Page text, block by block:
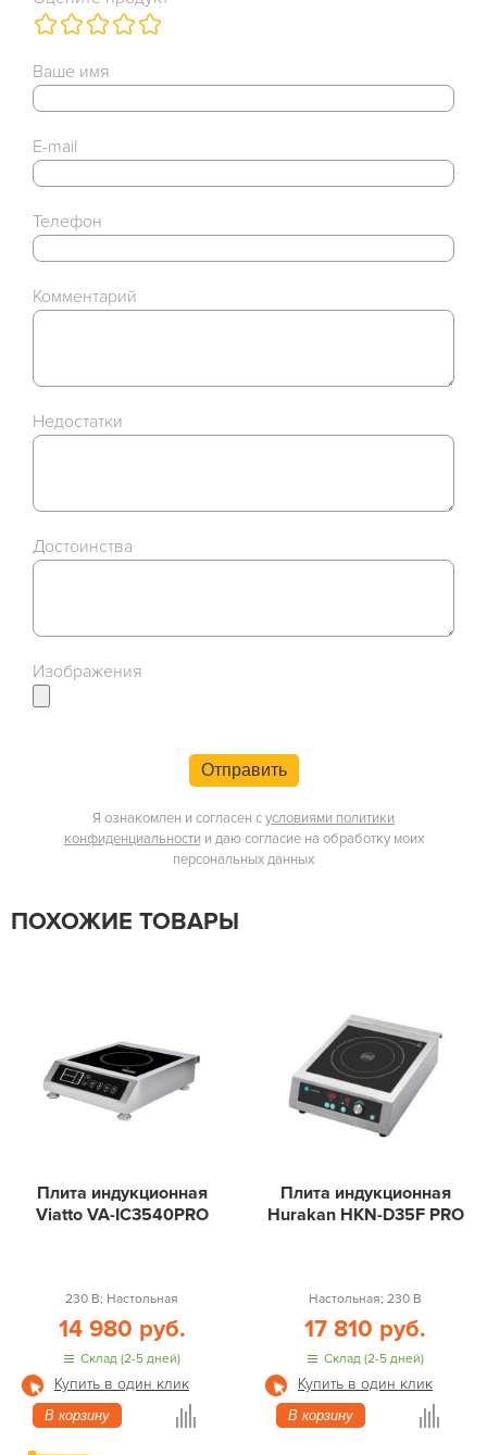
Ваше имя
E-mail
Телефон
Комментарий
Недостатки
Достоинства
Изображения
Отправить
Я ознакомлен и согласен сусловиями политики
конфиденциальности и даю согласие на обработку моих
персональных данных
ПОХОЖИЕ ТОВАРЫ
Плита индукционная
Viatto VA-IC3540PRO
230 В; Настольная
14 980 руб.
Склад (2-5 дней)
Купить в один клик
В корзину
Плита индукционная
Hurakan HKN-D35F PRO
Настольная; 230 В
17 810 руб.
Склад (2-5 дней)
Купить в один клик
В корзину